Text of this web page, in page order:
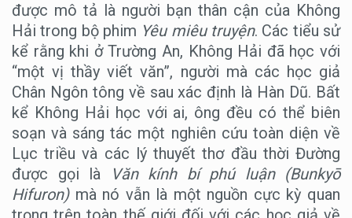
được mô tả là người bạn thân cận của Không
Hải trong bộ phim Yêu miêu truyện. Các tiểu sử
kể rằng khi ở Trường An, Không Hải đã học với
“một vị thầy viết văn”, người mà các học giả
Chân Ngôn tông về sau xác định là Hàn Dũ. Bất
kể Không Hải học với ai, ông đều có thể biên
soạn và sáng tác một nghiên cứu toàn diện về
Lục triều và các lý thuyết thơ đầu thời Đường
được gọi là
Văn kính bí phú luận
(Bunkyō
Hifuron)mà nó vẫn là một nguồn cực kỳ quan